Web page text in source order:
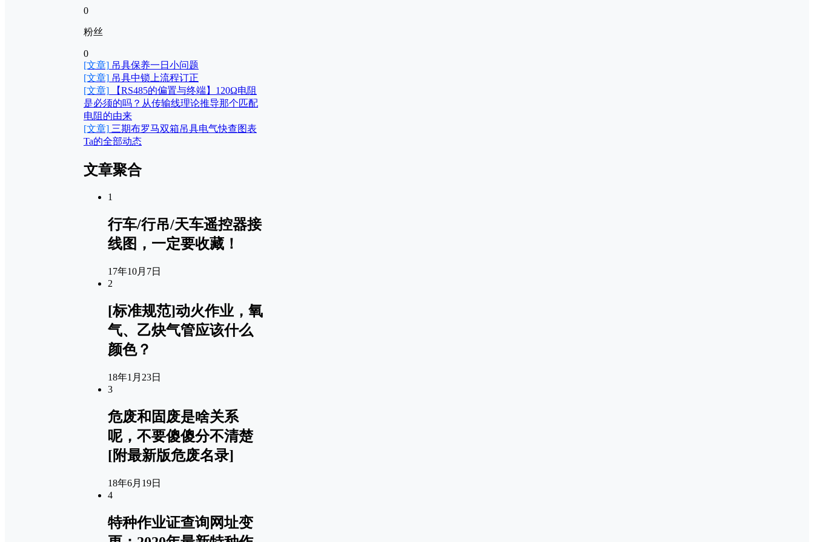
0
粉丝
0
[文章] 吊具保养一日小问题
[文章] 吊具中锁上流程订正
[文章] 【RS485的偏置与终端】120Ω电阻
是必须的吗？从传输线理论推导那个匹配
电阻的由来
[文章] 三期布罗马双箱吊具电气快查图表
Ta的全部动态
文章聚合
1
行车/行吊/天车遥控器接
线图，一定要收藏！
17年10月7日
2
[标准规范]动火作业，氧
气、乙炔气管应该什么
颜色？
18年1月23日
3
危废和固废是啥关系
呢，不要傻傻分不清楚
[附最新版危废名录]
18年6月19日
4
特种作业证查询网址变